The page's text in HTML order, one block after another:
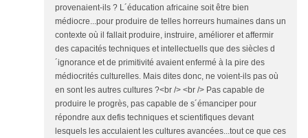
provenaient-ils ? L´éducation africaine soit être bien
médiocre...pour produire de telles horreurs humaines dans un
contexte où il fallait produire, instruire, améliorer et affermir
des capacités techniques et intellectuells que des siècles d
´ignorance et de primitivité avaient enfermé à la pire des
médiocrités culturelles. Mais dites donc, ne voient-ils pas où
en sont les autres cultures ?<br /> <br /> Pas capable de
produire le progrès, pas capable de s´émanciper pour
répondre aux defis techniques et scientifiques devant
lesquels les acculaient les cultures avancées...tout ce que ces